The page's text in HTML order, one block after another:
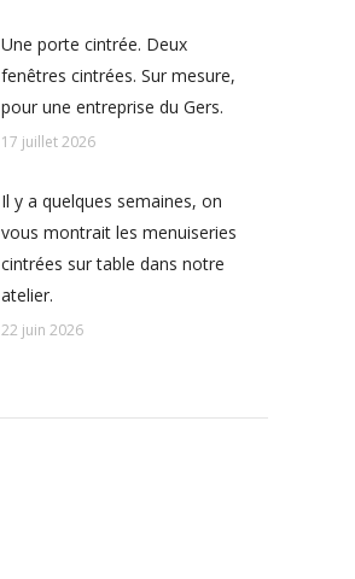
Une porte cintrée. Deux
fenêtres cintrées. Sur mesure,
pour une entreprise du Gers.
17 juillet 2026
Il y a quelques semaines, on
vous montrait les menuiseries
cintrées sur table dans notre
atelier.
22 juin 2026